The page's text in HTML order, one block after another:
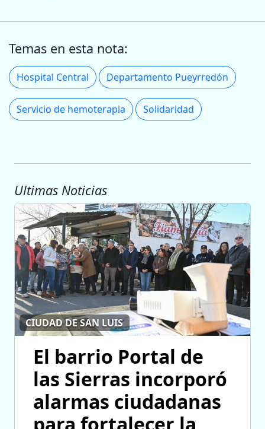
Temas en esta nota:
Hospital Central Departamento Pueyrredón
Servicio de hemoterapia Solidaridad
Ultimas Noticias
CIUDAD DE SAN LUIS
El barrio Portal de
las Sierras incorporó
alarmas ciudadanas
para fortalecer la